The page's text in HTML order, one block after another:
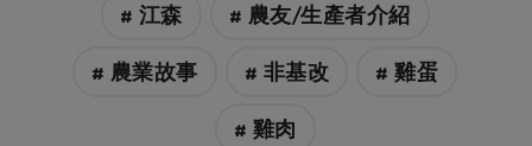
# 江森 # 農友/生產者介紹
# 農業故事 # 非基改 # 雞蛋
# 雞肉